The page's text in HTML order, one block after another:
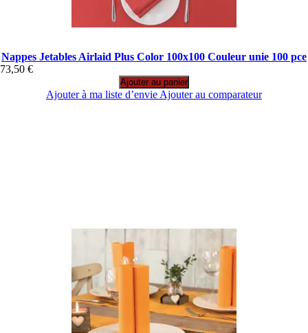
Nappes Jetables Airlaid Plus Color 100x100 Couleur unie 100 pce
73,50 €
Ajouter au panier
Ajouter à ma liste d’envie Ajouter au comparateur